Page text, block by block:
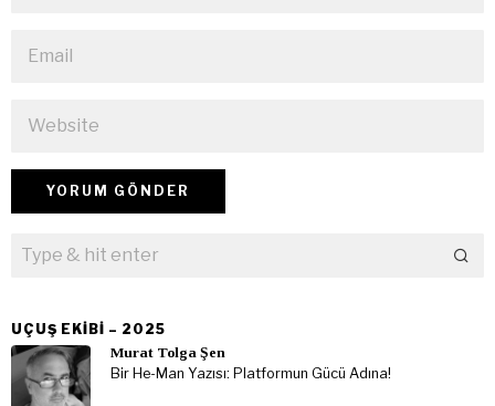
UÇUŞ EKIBI – 2025
Murat Tolga Şen
Bir He-Man Yazısı: Platformun Gücü Adına!